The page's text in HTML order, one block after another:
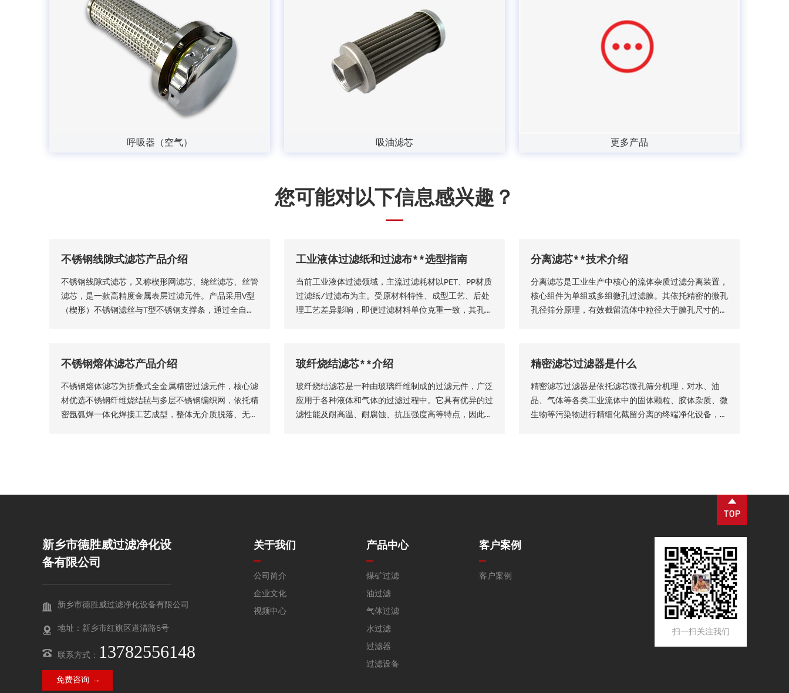
呼吸器（空气） 吸油滤芯 更多产品
您可能对以下信息感兴趣？
不锈钢线隙式滤芯产品介绍
不锈钢线隙式滤芯，又称楔形网滤芯、绕丝滤芯​、丝管
滤芯，是一款高精度金属表层过滤元件。产品采用V型
（楔形）不锈钢滤丝与T型不锈钢支撑条，通过全自动
多种结构，且支持滤缝规格、丝径尺寸等核心参数个性
化定制。本厂出品的楔形网滤芯具备滤隙均匀、板面平
整圆润、过滤精度稳定、机械强度高、经久耐用等核心
品质优势。
工业液体过滤纸和过滤布**选型指南
当前工业液体过滤领域，主流过滤耗材以PET、PP材质
过滤纸/过滤布为主。受原材料特性、成型工艺、后处
理工艺差异影响，即便过滤材料单位克重一致，其孔隙
托**技术维度精准选型，具体选型标准与实施方法如
下
分离滤芯**技术介绍
分离滤芯是工业生产中核心的流体杂质过滤分离装置，
核心组件为单组或多组微孔过滤膜。其依托精密的微孔
孔径筛分原理，有效截留流体中粒径大于膜孔尺寸的固
油、钢铁、矿山等各类工业场景，为工业化稳定生产、
产品提质增效提供核心支撑。
不锈钢熔体滤芯产品介绍
不锈钢熔体滤芯为折叠式全金属精密过滤元件，核心滤
材优选不锈钢纤维烧结毡与多层不锈钢编织网，依托精
密氩弧焊一体化焊接工艺成型，整体无介质脱落、无渗
玻纤烧结滤芯**介绍
玻纤烧结滤芯是一种由玻璃纤维制成的过滤元件，广泛
应用于各种液体和气体的过滤过程中。它具有优异的过
滤性能及耐高温、耐腐蚀、抗压强度高等特点，因此在
精密滤芯过滤器是什么
精密滤芯过滤器是依托滤芯微孔筛分机理，对水、油
品、气体等各类工业流体中的固体颗粒、胶体杂质、微
生物等污染物进行精细化截留分离的终端净化设备，广
新乡市德胜威过滤净化设
备有限公司
新乡市德胜威过滤净化设备有限公司
地址：新乡市红旗区道清路5号
联系方式： 13782556148
免费咨询 →
关于我们
公司简介
企业文化
视频中心
产品中心
煤矿过滤
油过滤
气体过滤
水过滤
过滤器
过滤设备
客户案例
客户案例
扫一扫关注我们